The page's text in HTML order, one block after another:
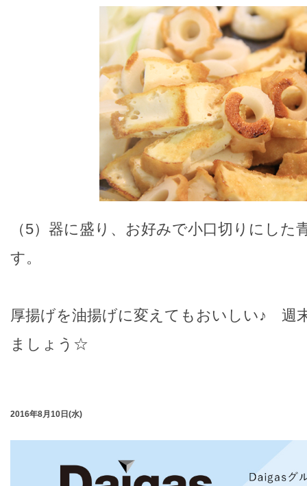
（5）器に盛り、お好みで小口切りにした
す。
厚揚げを油揚げに変えてもおいしい♪ 週
ましょう☆
2016年8月10日(水)